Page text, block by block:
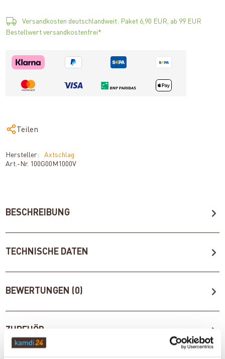
Versandkosten deutschlandweit: Paket 6,90 EUR, ab 99 EUR
Bestellwert versandkostenfrei*
Teilen
Hersteller:
Axtschlag
Art.-Nr. 100G00M1000V
BESCHREIBUNG
TECHNISCHE DATEN
BEWERTUNGEN (0)
ZUBEHÖR